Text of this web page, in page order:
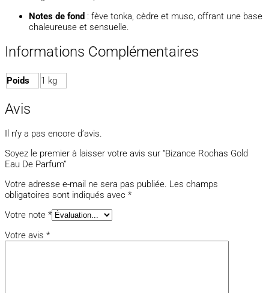
Notes de fond : fève tonka, cèdre et musc, offrant une base
chaleureuse et sensuelle.
Informations Complémentaires
Poids 1 kg
Avis
Il n’y a pas encore d’avis.
Soyez le premier à laisser votre avis sur “Bizance Rochas Gold
Eau De Parfum”
Votre adresse e-mail ne sera pas publiée. Les champs
obligatoires sont indiqués avec *
Votre note *
Votre avis *